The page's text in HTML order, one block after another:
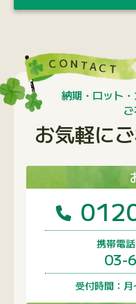
納期・ロット・
お気軽に
携帯電
03-
受付時間：